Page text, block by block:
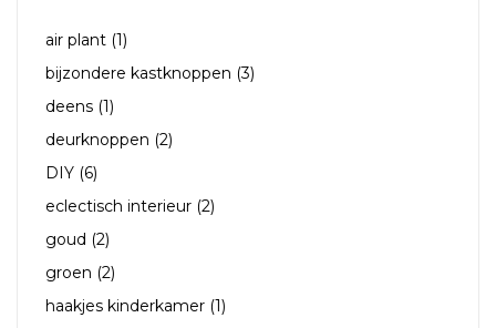
air plant (1)
bijzondere kastknoppen (3)
deens (1)
deurknoppen (2)
DIY (6)
eclectisch interieur (2)
goud (2)
groen (2)
haakjes kinderkamer (1)